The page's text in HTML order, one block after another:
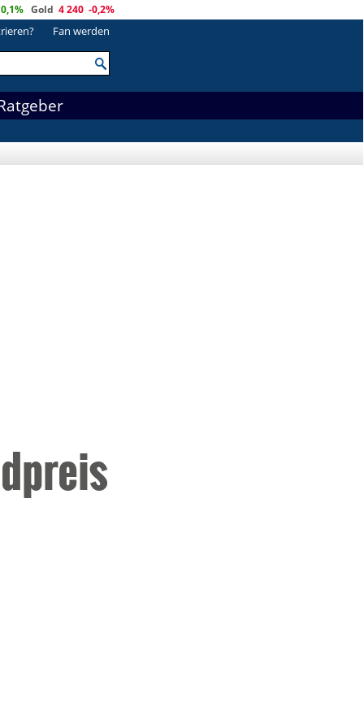
0,1% Gold 4 240 -0,2%
Fan werden